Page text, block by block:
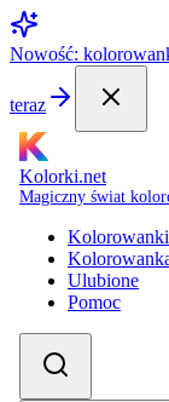
Nowość:
teraz
Kolorki.net
Magiczny świat
Ulubione
Pomoc